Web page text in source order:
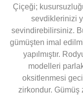
Çiçeği;
sevdiklerinizi
sevindirebilirsiniz.
gümüşten imal
yapılmıştır.
modelleri
oksitlenmesi
zirkondur.